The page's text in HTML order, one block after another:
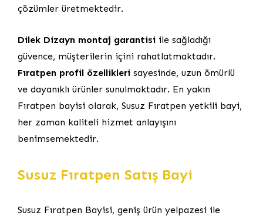
çözümler üretmektedir.
Dilek Dizayn montaj garantisi ile sağladığı
güvence, müşterilerin içini rahatlatmaktadır.
Fıratpen profil özellikleri sayesinde, uzun ömürlü
ve dayanıklı ürünler sunulmaktadır. En yakın
Fıratpen bayisi olarak, Susuz Fıratpen yetkili bayi,
her zaman kaliteli hizmet anlayışını
benimsemektedir.
Susuz Fıratpen Satış Bayi
Susuz Fıratpen Bayisi, geniş ürün yelpazesi ile